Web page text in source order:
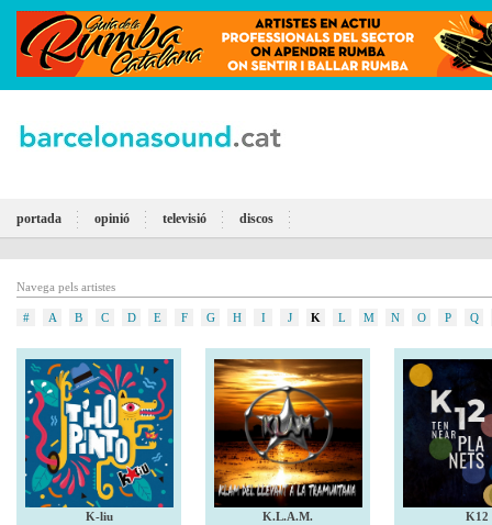
portada opinió televisió discos
Navega pels artistes
# A B C D E F G H I J K L M N O P Q
K-liu
K.L.A.M.
K12